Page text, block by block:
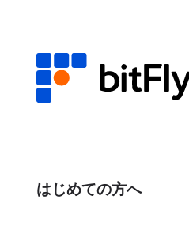
はじめての方へ